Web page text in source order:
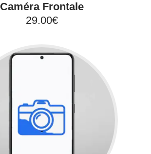
Caméra Frontale
29.00€